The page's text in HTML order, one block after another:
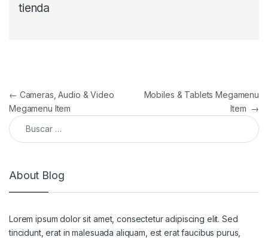
tienda
Navegación de entradas
← Cameras, Audio & Video
Megamenu Item
Mobiles & Tablets Megamenu
Item →
Buscar:
About Blog
Lorem ipsum dolor sit amet, consectetur adipiscing elit. Sed
tincidunt, erat in malesuada aliquam, est erat faucibus purus,